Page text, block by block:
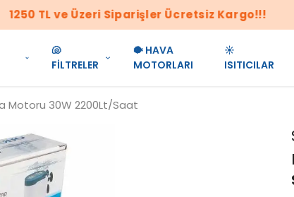
1250 TL ve Üzeri Siparişler Ücretsiz Kargo!!!
🐚
FİLTRELER
🐡 HAVA
MOTORLARI
☀️
ISITICILAR
Motoru 30W 2200Lt/Saat